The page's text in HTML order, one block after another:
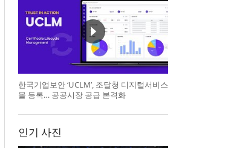
한국기업보안 ‘UCLM’, 조달청 디지털서비스
몰 등록… 공공시장 공급 본격화
인기 사진